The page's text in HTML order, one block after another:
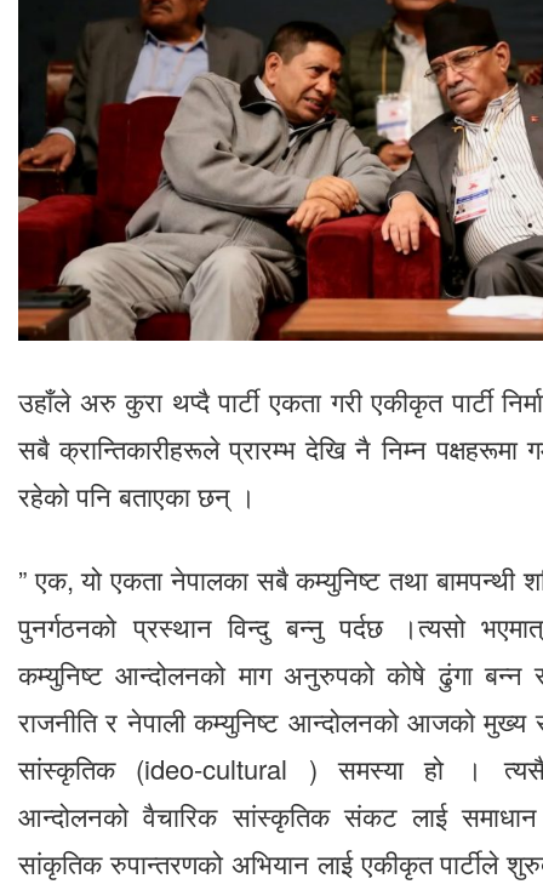
उहाँले अरु कुरा थप्दै पार्टी एकता गरी एकीकृत पार्टी
सबै क्रान्तिकारीहरूले प्रारम्भ देखि नै निम्न पक्षहरूमा
रहेको पनि बताएका छन् ।
” एक, यो एकता नेपालका सबै कम्युनिष्ट तथा बामपन्थी
पुनर्गठनको प्रस्थान विन्दु बन्नु पर्दछ ।त्यसो
कम्युनिष्ट आन्दोलनको माग अनुरुपको कोषे ढुंगा
राजनीति र नेपाली कम्युनिष्ट आन्दोलनको आजको मुख्य
सांस्कृतिक (ideo-cultural ) समस्या हो ।
आन्दोलनको वैचारिक सांस्कृतिक संकट लाई समाधान
सांकृतिक रुपान्तरणको अभियान लाई एकीकृत पार्टीले